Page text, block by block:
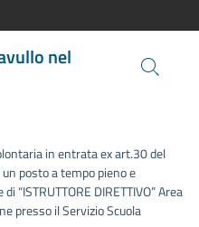
nel
in entrata ex art.30 del
posto a tempo pieno e
DIRETTIVO” Area
presso il Servizio Scuola